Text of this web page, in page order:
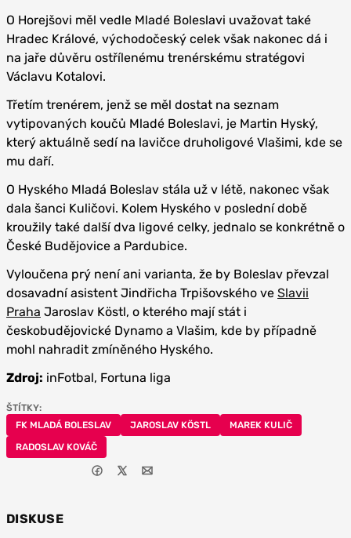
O Horejšovi měl vedle Mladé Boleslavi uvažovat také
Hradec Králové, východočeský celek však nakonec dá i
na jaře důvěru ostřílenému trenérskému stratégovi
Václavu Kotalovi.
Třetím trenérem, jenž se měl dostat na seznam
vytipovaných koučů Mladé Boleslavi, je Martin Hyský,
který aktuálně sedí na lavičce druholigové Vlašimi, kde se
mu daří.
O Hyského Mladá Boleslav stála už v létě, nakonec však
dala šanci Kuličovi. Kolem Hyského v poslední době
kroužily také další dva ligové celky, jednalo se konkrétně o
České Budějovice a Pardubice.
Vyloučena prý není ani varianta, že by Boleslav převzal
dosavadní asistent Jindřicha Trpišovského ve Slavii
Praha Jaroslav Köstl, o kterého mají stát i
českobudějovické Dynamo a Vlašim, kde by případně
mohl nahradit zmíněného Hyského.
Zdroj: inFotbal, Fortuna liga
ŠTÍTKY:
FK MLADÁ BOLESLAV
JAROSLAV KÖSTL
MAREK KULIČ
RADOSLAV KOVÁČ
DISKUSE